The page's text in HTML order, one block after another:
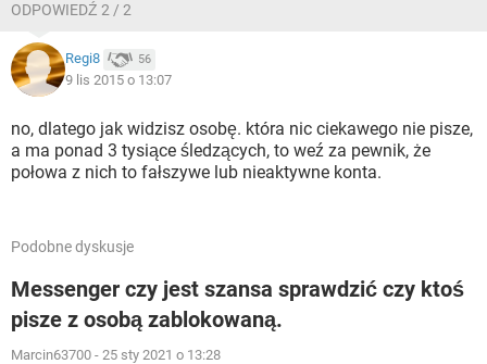
ODPOWIEDŹ 2 / 2
Regi8 56
9 lis 2015 o 13:07
no, dlatego jak widzisz osobę. która nic ciekawego nie pisze,
a ma ponad 3 tysiące śledzących, to weź za pewnik, że
połowa z nich to fałszywe lub nieaktywne konta.
Podobne dyskusje
Messenger czy jest szansa sprawdzić czy ktoś
pisze z osobą zablokowaną.
Marcin63700 - 25 sty 2021 o 13:28